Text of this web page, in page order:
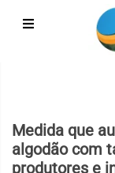
Medida que
algodão com
produtores e